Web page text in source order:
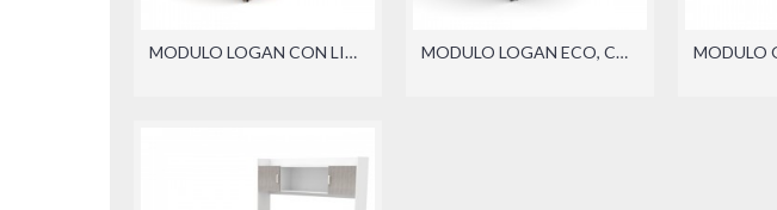
MODULO LOGAN CON LIBRERO SOBREPONER (DER./IZQ.) MODULO LOGAN ECO, CON LIBRERO SOBREPONER (DER./IZQ.)